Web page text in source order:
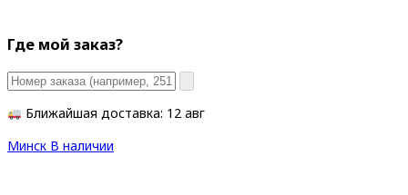
Где мой заказ?
Ближайшая доставка: 12 авг
Минск В наличии